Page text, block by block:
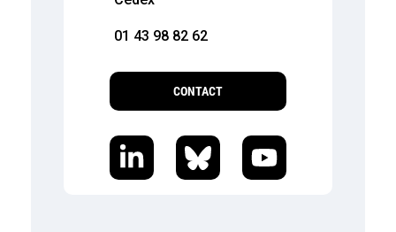
01 43 98 82 62
CONTACT